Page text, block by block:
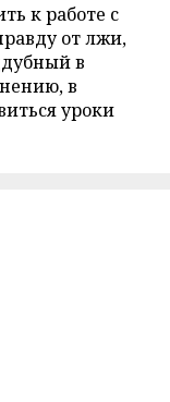
к работе с
от лжи,
в
в
уроки